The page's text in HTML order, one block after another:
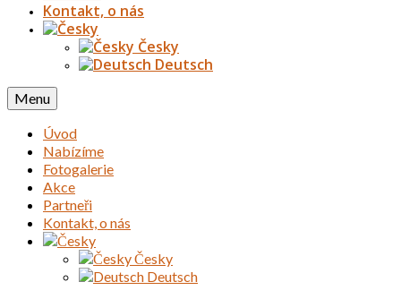
Kontakt, o nás
Česky
Deutsch
Menu
Úvod
Nabízíme
Fotogalerie
Akce
Partneři
Kontakt, o nás
Česky
Deutsch